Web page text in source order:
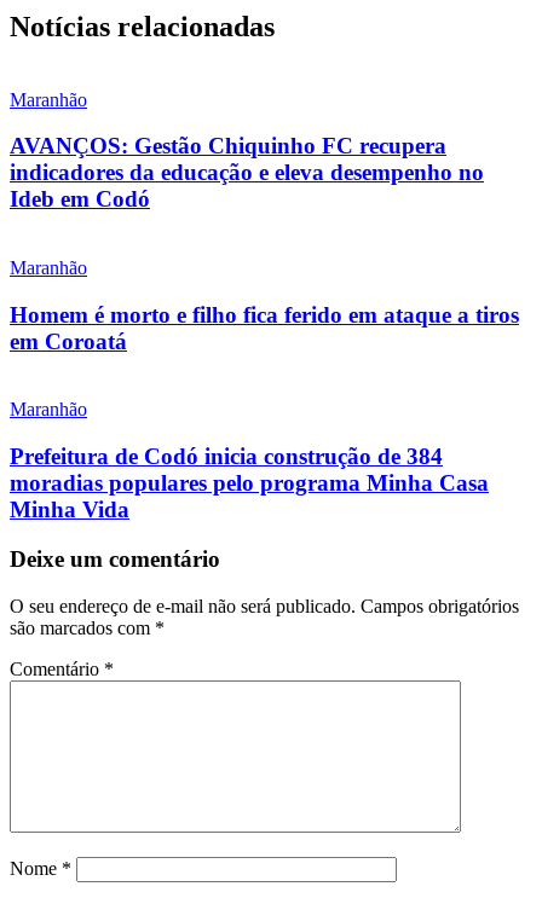
Notícias relacionadas
Maranhão
AVANÇOS: Gestão Chiquinho FC recupera
indicadores da educação e eleva desempenho no
Ideb em Codó
Maranhão
Homem é morto e filho fica ferido em ataque a tiros
em Coroatá
Maranhão
Prefeitura de Codó inicia construção de 384
moradias populares pelo programa Minha Casa
Minha Vida
Deixe um comentário
O seu endereço de e-mail não será publicado. Campos obrigatórios
são marcados com *
Comentário *
Nome *